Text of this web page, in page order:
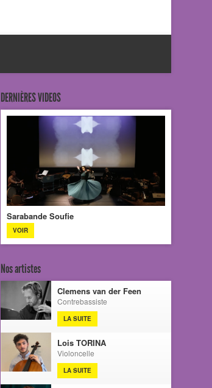
DERNIÈRES VIDEOS
Sarabande Soufie
VOIR
Nos artistes
Clemens van der Feen
Contrebassiste
LA SUITE
Lois TORINA
Violoncelle
LA SUITE